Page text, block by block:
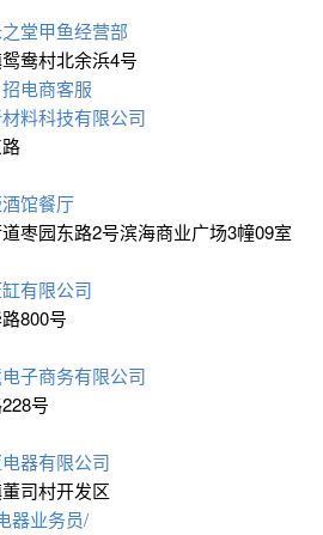
堂甲鱼经营部
鸯村北余浜4号
电商客服
料科技有限公司
馆餐厅
枣园东路2号滨海商业广场3幢09室
有限公司
800号
子商务有限公司
号
器有限公司
司村开发区
器业务员/